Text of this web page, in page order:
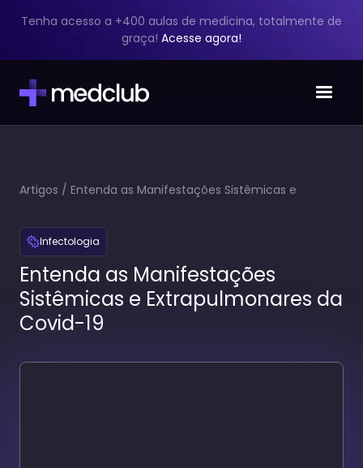
Tenha acesso a +400 aulas de medicina, totalmente de
graça! Acesse agora!
Artigos / Entenda as Manifestações Sistêmicas e
Infectologia
Entenda as Manifestações
Sistêmicas e Extrapulmonares da
Covid-19